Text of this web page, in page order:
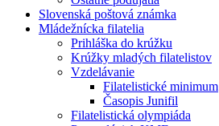
Slovenská poštová známka
Mládežnícka filatelia
Prihláška do krúžku
Krúžky mladých filatelistov
Vzdelávanie
Filatelistické minimum
Časopis Junifil
Filatelistická olympiáda